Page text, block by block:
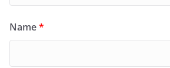
Name*